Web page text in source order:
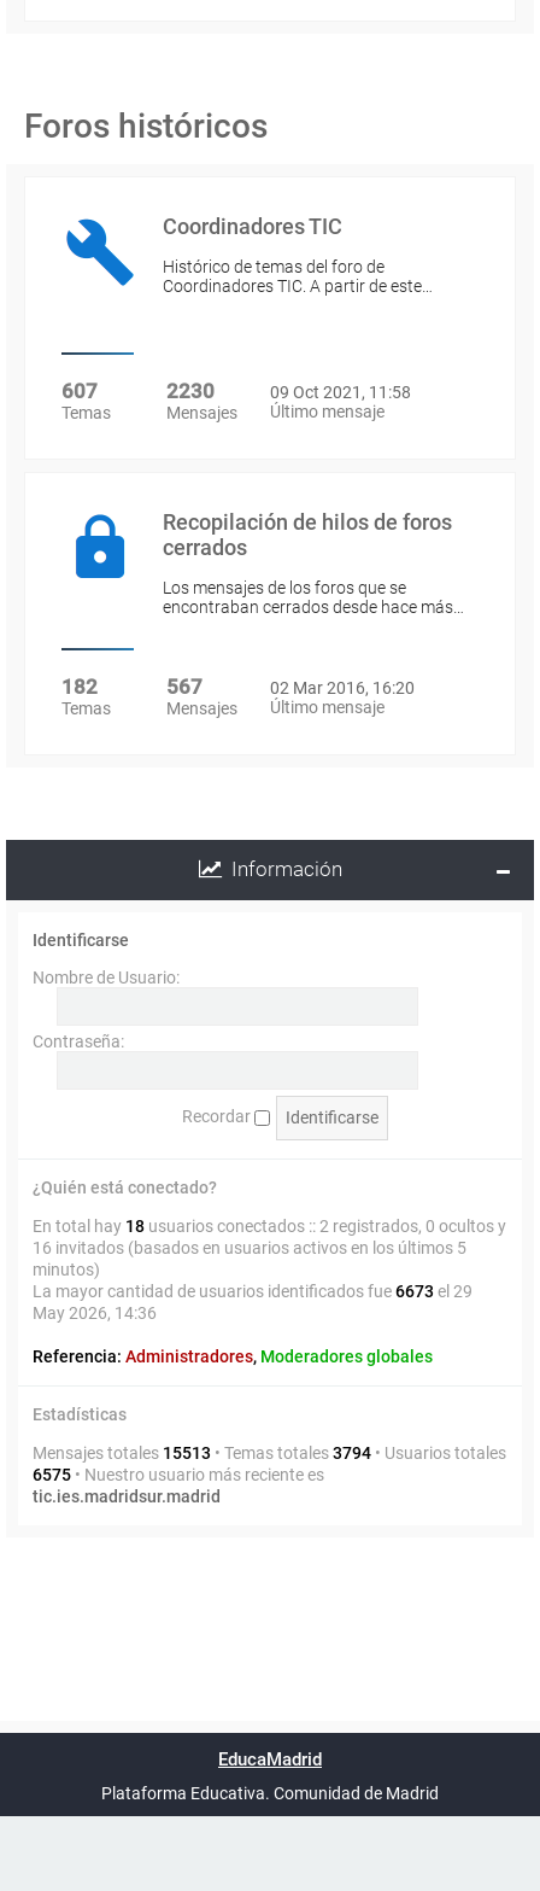
Foros históricos
Coordinadores TIC
Histórico de temas del foro de
Coordinadores TIC. A partir de este…
607
Temas
2230
Mensajes
09 Oct 2021, 11:58
Último mensaje
Recopilación de hilos de foros
cerrados
Los mensajes de los foros que se
encontraban cerrados desde hace más…
182
Temas
567
Mensajes
02 Mar 2016, 16:20
Último mensaje
Información
Identificarse
Nombre de Usuario:
Contraseña:
Recordar
¿Quién está conectado?
En total hay 18 usuarios conectados :: 2 registrados, 0 ocultos y
16 invitados (basados en usuarios activos en los últimos 5
minutos)
La mayor cantidad de usuarios identificados fue6673 el 29
May 2026, 14:36
Referencia: Administradores, Moderadores globales
Estadísticas
Mensajes totales 15513 • Temas totales3794 • Usuarios totales
6575 • Nuestro usuario más reciente es
tic.ies.madridsur.madrid
UTC+02:00
phpBB España
EducaMadrid
Plataforma Educativa. Comunidad de Madrid